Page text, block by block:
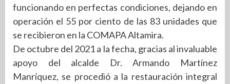
funcionando en perfectas condiciones, dejando en
operación el 55 por ciento de las 83 unidades que
se recibieron en la COMAPA Altamira.
De octubre del 2021 a la fecha, gracias al invaluable
apoyo del alcalde Dr. Armando Martínez
Manríquez, se procedió a la restauración integral